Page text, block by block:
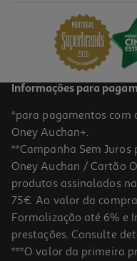
28,99 €
Tinteiro 302/304 Tri-Color
Informações para
*para pagamentos com
Oney Auchan+.
**Campanha Sem
Oney Auchan / Cartão
produtos assinalados
75€. Ao valor da
Formalização até 6% e
prestações. Consulte
***O valor da primeira